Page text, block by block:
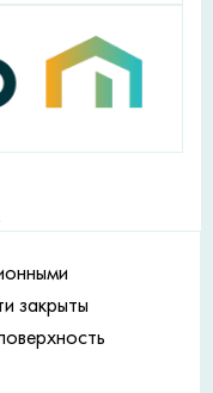
закрыты